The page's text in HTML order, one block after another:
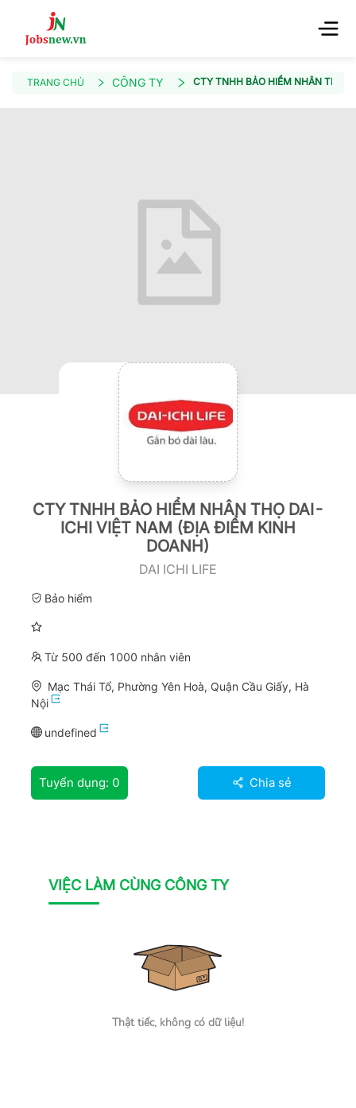
TRANG CHỦ CÔNG TY CTY TNHH BẢO HIỂM NHÂN THỌ
CTY TNHH BẢO HIỂM NHÂN THỌ DAI-
ICHI VIỆT NAM (ĐỊA ĐIỂM KINH
DOANH)
DAI ICHI LIFE
Bảo hiểm
Từ 500 đến 1000 nhân viên
Mạc Thái Tổ, Phường Yên Hoà, Quận Cầu Giấy, Hà
Nội
undefined
Tuyển dụng: 0 Chia sẻ
VIỆC LÀM CÙNG CÔNG TY
Thật tiếc, không có dữ liệu!